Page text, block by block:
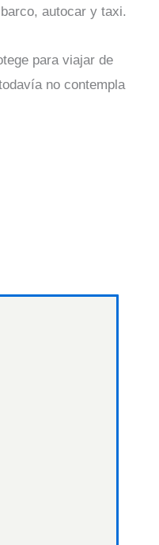
autocar y taxi.
para viajar de
no contempla